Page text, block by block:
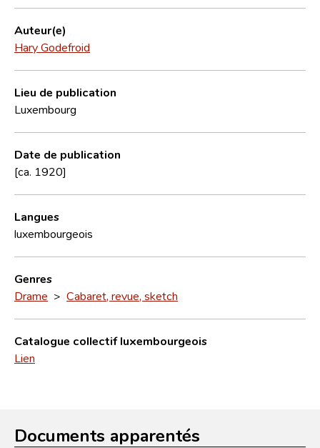
Auteur(e)
Hary Godefroid
Lieu de publication
Luxembourg
Date de publication
[ca. 1920]
Langues
luxembourgeois
Genres
Drame > Cabaret, revue, sketch
Catalogue collectif luxembourgeois
Lien
Documents apparentés